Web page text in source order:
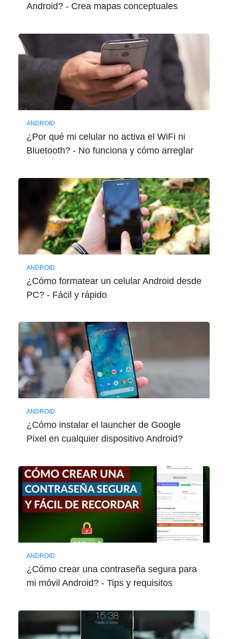
Android? - Crea mapas conceptuales
ANDROID
¿Por qué mi celular no activa el WiFi ni
Bluetooth? - No funciona y cómo arreglar
ANDROID
¿Cómo formatear un celular Android desde
PC? - Fácil y rápido
ANDROID
¿Cómo instalar el launcher de Google
Pixel en cualquier dispositivo Android?
ANDROID
¿Cómo crear una contraseña segura para
mi móvil Android? - Tips y requisitos